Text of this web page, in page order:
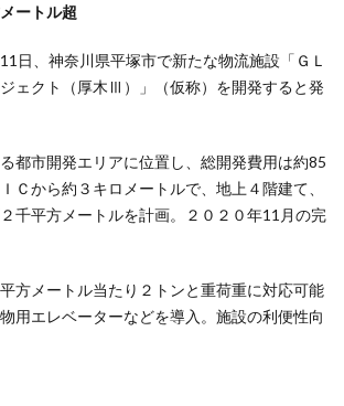
ートル超
日、神奈川県平塚市で新たな物流施設「ＧＬ
ェクト（厚木Ⅲ）」（仮称）を開発すると発
都市開発エリアに位置し、総開発費用は約85
Ｃから約３キロメートルで、地上４階建て、
千平方メートルを計画。２０２０年11月の完
方メートル当たり２トンと重荷重に対応可能
用エレベーターなどを導入。施設の利便性向